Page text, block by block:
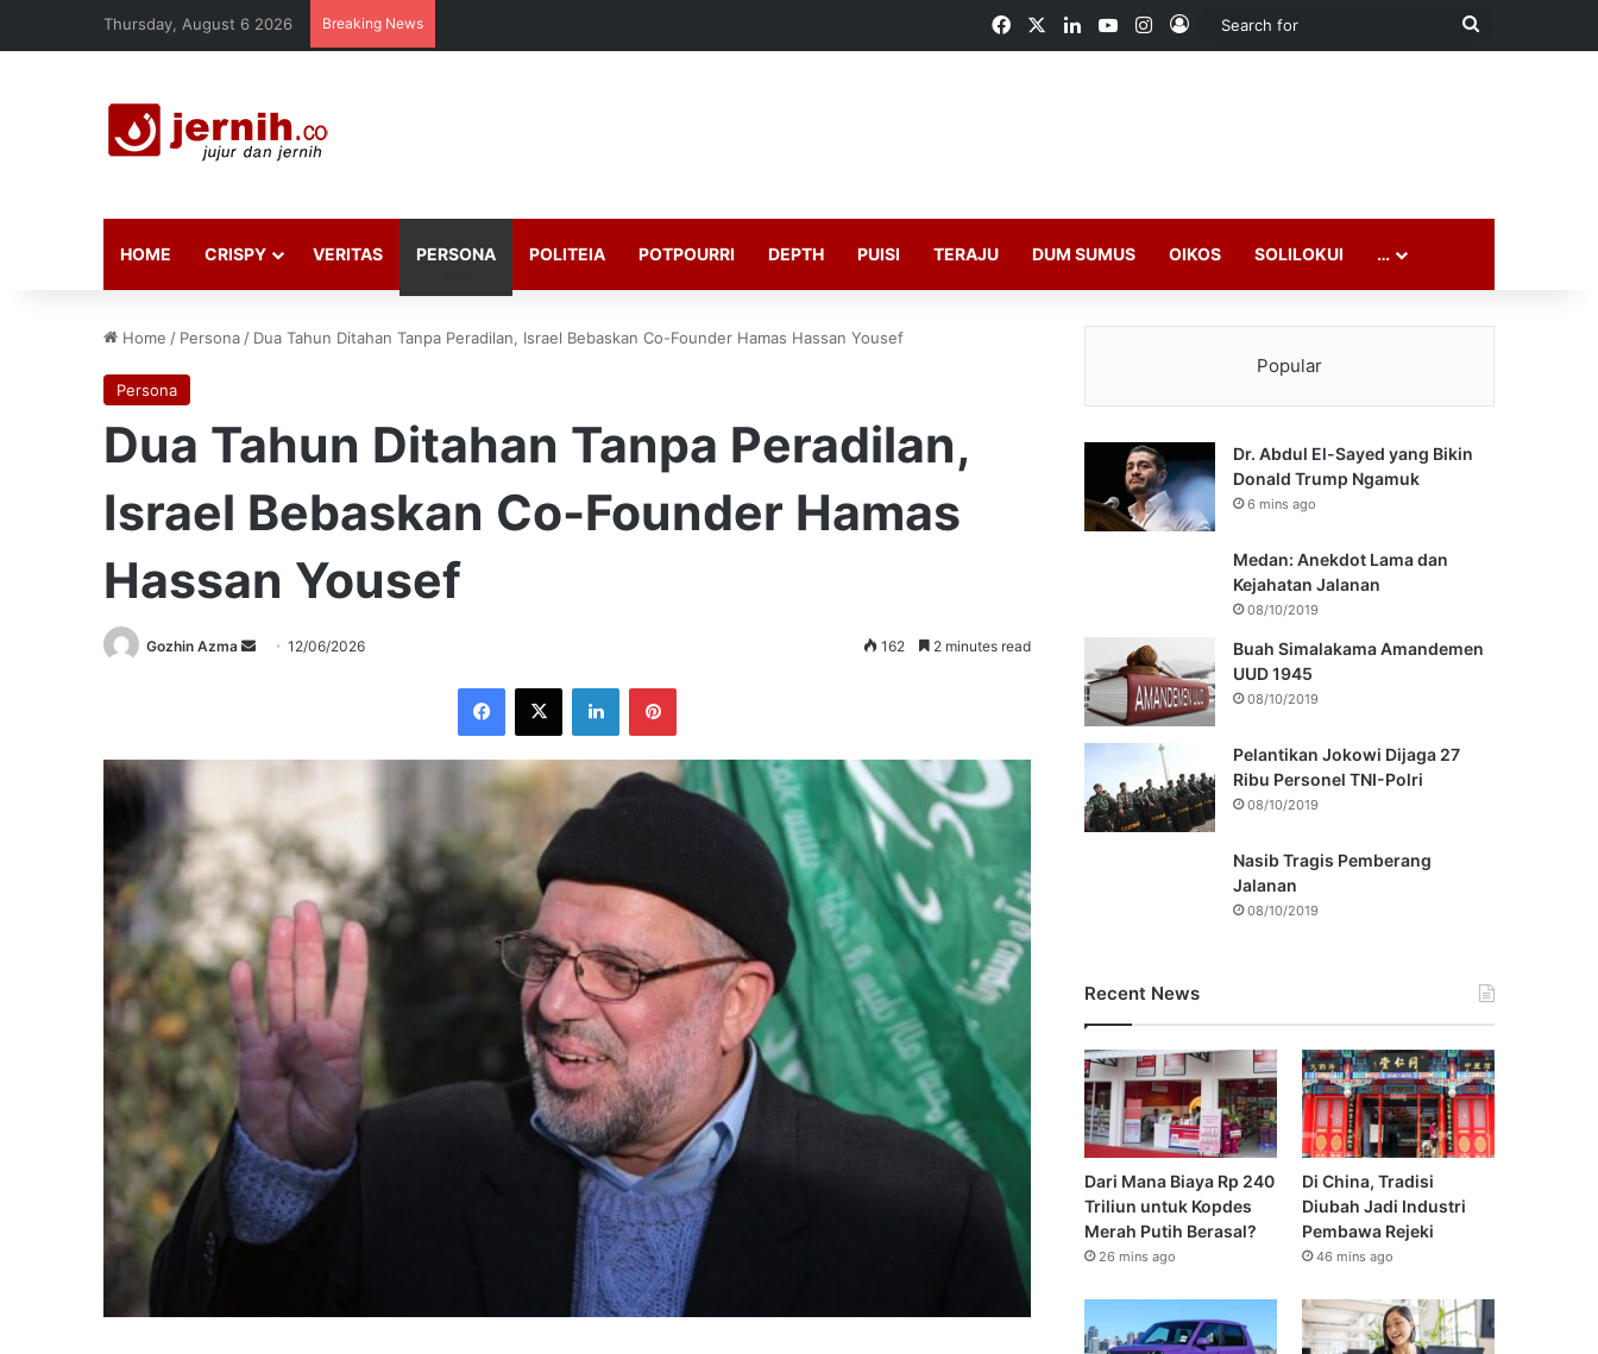
Thursday, August 6 2026 Breaking News FacebookLinkedInYouTubeInstagram
Log In
Search
HOME CRISPY VERITAS PERSONA POLITEIA POTPOURRI DEPTH PUISI TERAJU DUM SUMUS OIKOS SOLILOKUI …
Home / Persona / Dua Tahun Ditahan Tanpa Peradilan, Israel Bebaskan Co-Founder Hamas Hassan Yousef
Persona
Dua Tahun Ditahan Tanpa Peradilan,
Israel Bebaskan Co-Founder Hamas
Hassan Yousef
Gozhin Azma
Send12/06/2026 162 2 minutes read
Facebook
X LinkedInPinterest
Popular
Dr. Abdul El-Sayed yang Bikin
Donald Trump Ngamuk
6 mins ago
Medan: Anekdot Lama dan
Kejahatan Jalanan
08/10/2019
Buah Simalakama Amandemen
UUD 1945
08/10/2019
Pelantikan Jokowi Dijaga 27
Ribu Personel TNI-Polri
08/10/2019
Nasib Tragis Pemberang
Jalanan
08/10/2019
Recent News
Dari Mana Biaya Rp 240
Triliun untuk Kopdes
Merah Putih Berasal?
26 mins ago
Di China, Tradisi
Diubah Jadi Industri
Pembawa Rejeki
46 mins ago